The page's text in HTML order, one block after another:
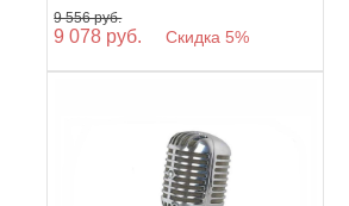
9 556 руб.
9 078 руб. Скидка 5%